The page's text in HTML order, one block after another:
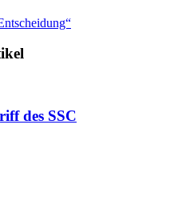
des SSC